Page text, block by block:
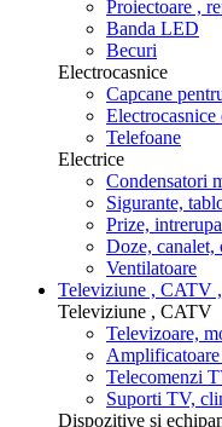
Proiectoare ,
Banda LED
Becuri
Electrocasnice
Capcane
Electrocasnice
Telefoane
Electrice
Condensatori
Sigurante,
Prize,
Doze, canalet,
Ventilatoare
Televiziune , CATV
Televiziune , CATV
Televizoare,
Telecomenzi
Suporti TV,
Dispozitive si